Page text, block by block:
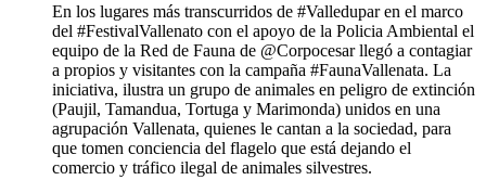
En los lugares más transcurridos de #Valledupar en el marco
del #FestivalVallenato con el apoyo de la Policia Ambiental el
equipo de la Red de Fauna de @Corpocesar llegó a contagiar
a propios y visitantes con la campaña #FaunaVallenata. La
iniciativa, ilustra un grupo de animales en peligro de extinción
(Paujil, Tamandua, Tortuga y Marimonda) unidos en una
agrupación Vallenata, quienes le cantan a la sociedad, para
que tomen conciencia del flagelo que está dejando el
comercio y tráfico ilegal de animales silvestres.